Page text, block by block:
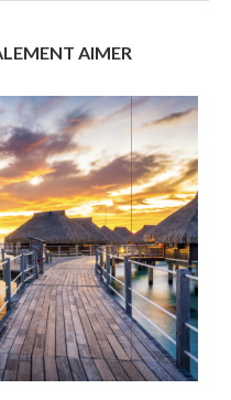
AIMER